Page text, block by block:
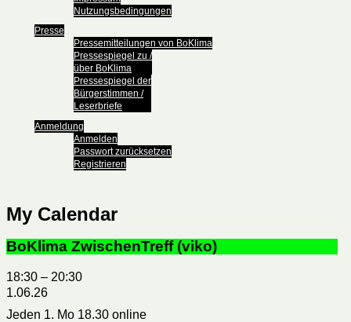
Nutzungsbedingungen
Presse
Pressemitteilungen von BoKlima
Pressespiegel zu /
über BoKlima
Pressespiegel der
Bürgerstimmen /
Leserbriefe
Anmeldung
Anmelden
Passwort zurücksetzen
Registrieren
My Calendar
BoKlima ZwischenTreff (viko)
18:30 – 20:30
1.06.26
Jeden 1. Mo 18.30 online